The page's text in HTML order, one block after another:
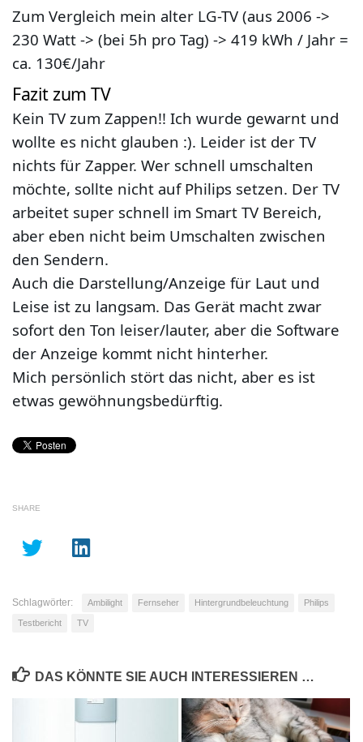
Zum Vergleich mein alter LG-TV (aus 2006 ->
230 Watt -> (bei 5h pro Tag) -> 419 kWh / Jahr =
ca. 130€/Jahr
Fazit zum TV
Kein TV zum Zappen!! Ich wurde gewarnt und
wollte es nicht glauben :). Leider ist der TV
nichts für Zapper. Wer schnell umschalten
möchte, sollte nicht auf Philips setzen. Der TV
arbeitet super schnell im Smart TV Bereich,
aber eben nicht beim Umschalten zwischen
den Sendern.
Auch die Darstellung/Anzeige für Laut und
Leise ist zu langsam. Das Gerät macht zwar
sofort den Ton leiser/lauter, aber die Software
der Anzeige kommt nicht hinterher.
Mich persönlich stört das nicht, aber es ist
etwas gewöhnungsbedürftig.
SHARE
Schlagwörter: Ambilight Fernseher Hintergrundbeleuchtung Philips
Testbericht TV
DAS KÖNNTE SIE AUCH INTERESSIEREN …